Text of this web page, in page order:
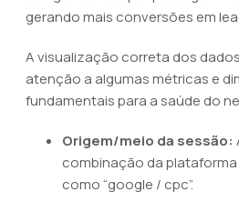
gerando mais conversões em
A visualização correta dos
atenção a algumas métricas e
fundamentais para a saúde do
Origem/meio da sessão:
combinação da
como “google / cpc”.